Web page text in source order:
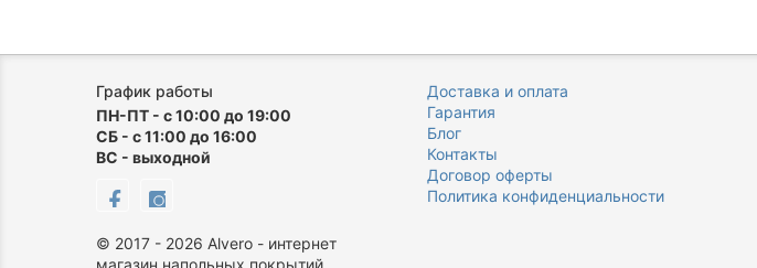
График работы
ПН-ПТ - с 10:00 до 19:00
СБ - с 11:00 до 16:00
ВС - выходной
© 2017 - 2026 Alvero - интернет
магазин напольных покрытий
Доставка и оплата
Гарантия
Блог
Контакты
Договор оферты
Политика конфиденциальности